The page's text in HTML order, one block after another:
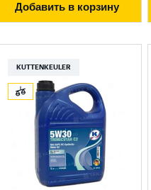
Добавить в корзину
KUTTENKEULER